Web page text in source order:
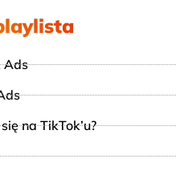
Ads
na TikTok’u?